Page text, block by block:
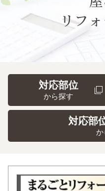
リフ
対応部位
から探す
対応部
か